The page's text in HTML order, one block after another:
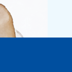
です！
話しやすい年齢層の